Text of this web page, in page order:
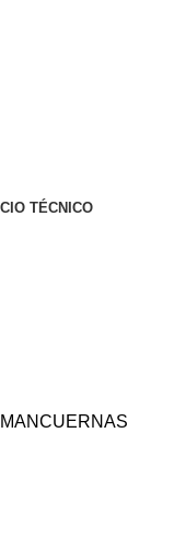
TÉCNICO